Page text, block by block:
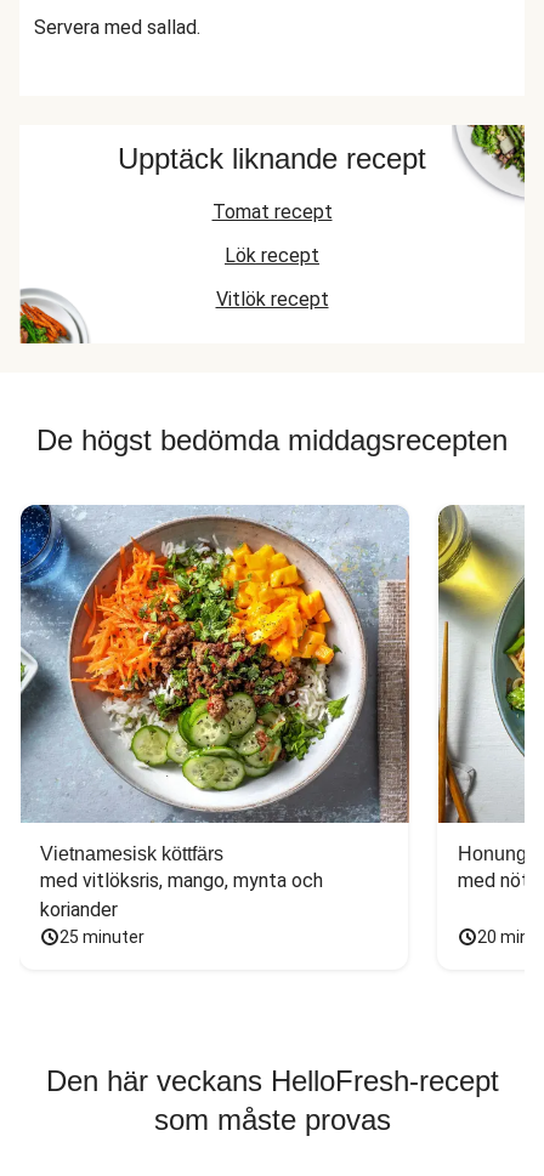
Servera med sallad.
Upptäck liknande recept
Tomat recept
Lök recept
Vitlök recept
De högst bedömda middagsrecepten
Vietnamesisk köttfärs
med vitlöksris, mango, mynta och
koriander
25 minuter
med
20
Den här veckans HelloFresh-recept
som måste provas